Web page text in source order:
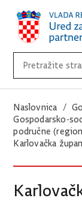
Naslovnica
Gospodarsko-
područne
Karlovačka